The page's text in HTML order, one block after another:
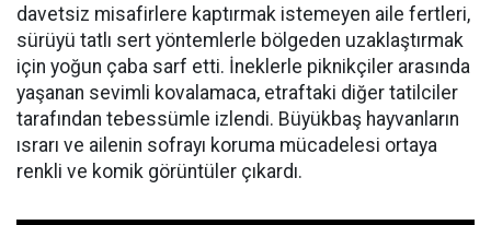
davetsiz misafirlere kaptırmak istemeyen aile fertleri,
sürüyü tatlı sert yöntemlerle bölgeden uzaklaştırmak
için yoğun çaba sarf etti. İneklerle piknikçiler arasında
yaşanan sevimli kovalamaca, etraftaki diğer tatilciler
tarafından tebessümle izlendi. Büyükbaş hayvanların
ısrarı ve ailenin sofrayı koruma mücadelesi ortaya
renkli ve komik görüntüler çıkardı.